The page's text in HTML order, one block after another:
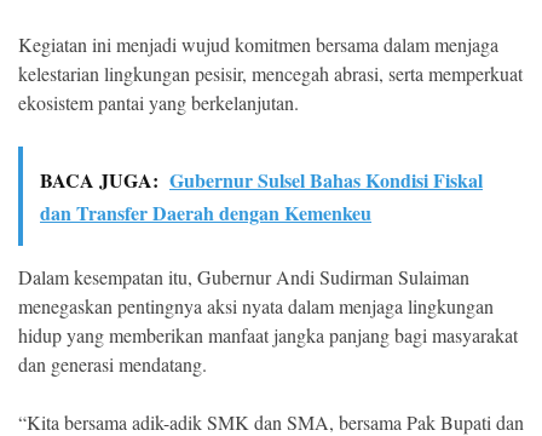
Kegiatan ini menjadi wujud komitmen bersama dalam menjaga
kelestarian lingkungan pesisir, mencegah abrasi, serta memperkuat
ekosistem pantai yang berkelanjutan.
BACA JUGA: Gubernur Sulsel Bahas Kondisi Fiskal
dan Transfer Daerah dengan Kemenkeu
Dalam kesempatan itu, Gubernur Andi Sudirman Sulaiman
menegaskan pentingnya aksi nyata dalam menjaga lingkungan
hidup yang memberikan manfaat jangka panjang bagi masyarakat
dan generasi mendatang.
“Kita bersama adik-adik SMK dan SMA, bersama Pak Bupati dan